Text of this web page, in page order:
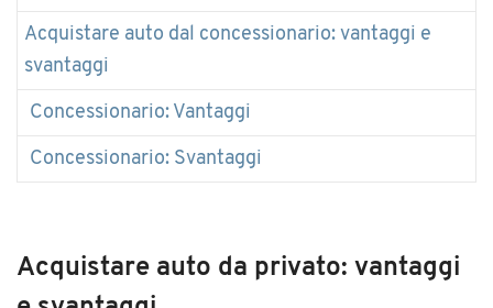
Acquistare auto dal concessionario: vantaggi e
svantaggi
Concessionario: Vantaggi
Concessionario: Svantaggi
Acquistare auto da privato: vantaggi